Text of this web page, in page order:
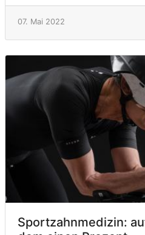
07. Mai 2022
Sportzahnmedizin: